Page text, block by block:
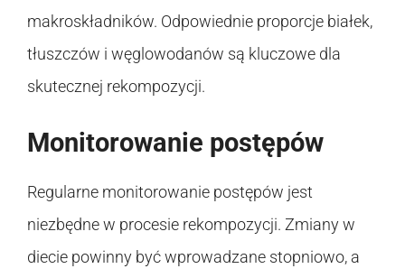
makroskładników. Odpowiednie proporcje białek,
tłuszczów i węglowodanów są kluczowe dla
skutecznej rekompozycji.
Monitorowanie postępów
Regularne monitorowanie postępów jest
niezbędne w procesie rekompozycji. Zmiany w
diecie powinny być wprowadzane stopniowo, a